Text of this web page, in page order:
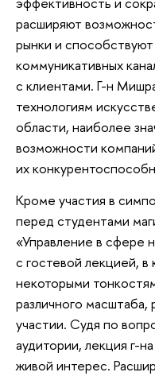
расширяют
рынки и
коммуникативных
с клиентами. Г-н
технологиям
области, наиболее
возможности
их
Кроме участия в
перед студентами
«Управление в сфере
с гостевой лекцией,
некоторыми
различного масштаба,
участии. Судя по
аудитории, лекция г-
живой интерес.